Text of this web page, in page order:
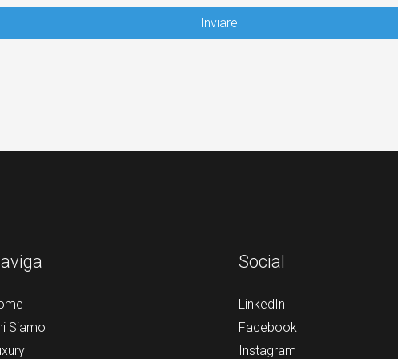
Inviare
Siamo
Social
LinkedIn
Facebook
Instagram